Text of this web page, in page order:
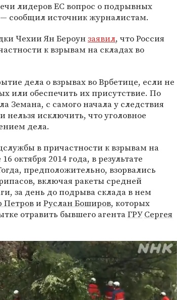
лидеров ЕС вопрос о подрывных
сообщил источник журналистам.
Чехии Ян Бероунзаявил, что Россия
к взрывам на складах во
дела о взрывах во Врбетице, если не
или обеспечить их присутствие. По
Земана, с самого начала у следствия
нельзя исключить, что уголовное
дела.
в причастности к взрывам на
октября 2014 года, в результате
предположительно, взорвались
включая ракеты средней
за день до подрыва склада в нем
ПетровиРуслан Боширов, которых
отравить бывшего агентаГРУ Сергея